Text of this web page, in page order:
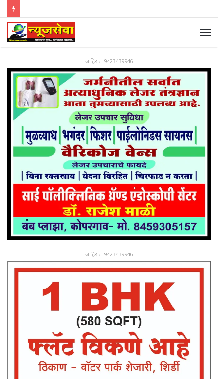
जाहिरात-9423439946
जाहिरात-9423439946